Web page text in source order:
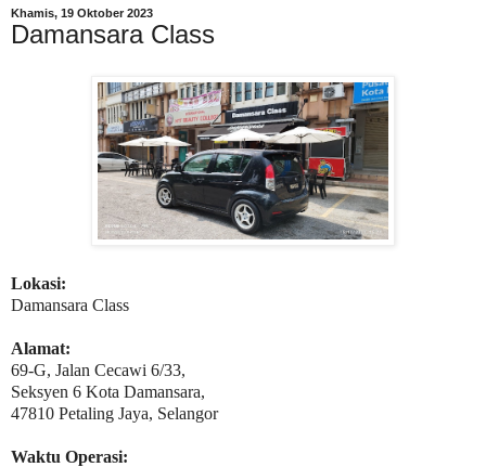
Khamis, 19 Oktober 2023
Damansara Class
Lokasi:
Damansara Class
Alamat:
69-G, Jalan Cecawi 6/33,
Seksyen 6 Kota Damansara,
47810 Petaling Jaya, Selangor
Waktu Operasi: